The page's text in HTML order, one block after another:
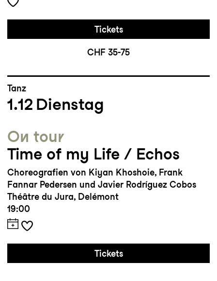
Tickets
CHF 35-75
Tanz
1.12 Dienstag
On tour
Time of my Life / Echos
Choreografien von Kiyan Khoshoie, Frank
Fannar Pedersen und Javier Rodríguez Cobos
Théâtre du Jura, Delémont
19:00
Tickets